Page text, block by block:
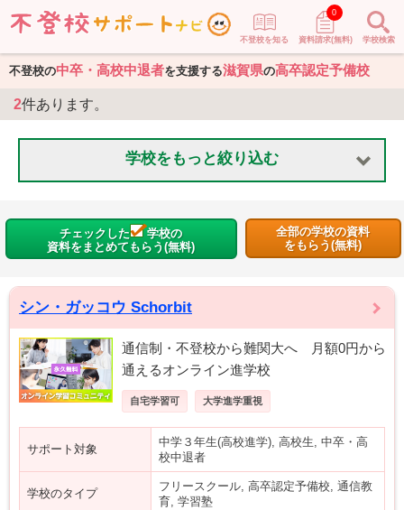
不登校を知る 資料請求(無料)
0
学校検索
不登校の中卒・高校中退者を支援する滋賀県の高卒認定予備校
2件あります。
学校をもっと絞り込む
チェックした
学校の
資料をまとめてもらう(無料)
全部の学校の資料
をもらう(無料)
シン・ガッコウ Schorbit
通信制・不登校から難関大へ 月額0円から
通えるオンライン進学校
自宅学習可 大学進学重視
サポート対象
中学３年生(高校進学), 高校生, 中卒・高
校中退者
学校のタイプ
フリースクール, 高卒認定予備校, 通信教
育, 学習塾